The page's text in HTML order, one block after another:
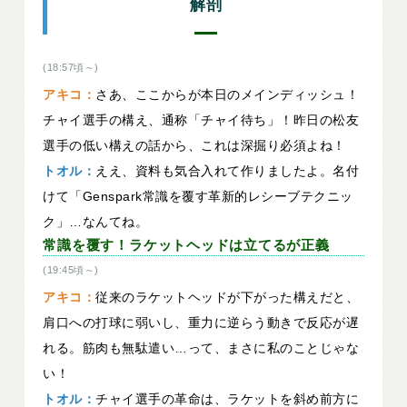
解剖
(18:57頃～)
アキコ： さあ、ここからが本日のメインディッシュ！
チャイ選手の構え、通称「チャイ待ち」！昨日の松友
選手の低い構えの話から、これは深掘り必須よね！
トオル： ええ、資料も気合入れて作りましたよ。名付
けて「Genspark常識を覆す革新的レシーブテクニッ
ク」…なんてね。
常識を覆す！ラケットヘッドは立てるが正義
(19:45頃～)
アキコ：従来のラケットヘッドが下がった構えだと、
肩口への打球に弱いし、重力に逆らう動きで反応が遅
れる。筋肉も無駄遣い…って、まさに私のことじゃな
い！
トオル：チャイ選手の革命は、ラケットを斜め前方に